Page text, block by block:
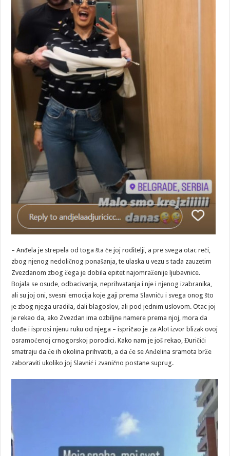
– Anđela je strepela od toga šta će joj roditelji, a pre svega otac reći,
zbog njenog nedoličnog ponašanja, te ulaska u vezu s tada zauzetim
Zvezdanom zbog čega je dobila epitet najomraženije ljubavnice.
Bojala se osude, odbacivanja, neprihvatanja i nje i njenog izabranika,
ali su joj oni, svesni emocija koje gaji prema Slavniću i svega onog što
je zbog njega uradila, dali blagoslov, ali pod jednim uslovom. Otac joj
je rekao da, ako Zvezdan ima ozbiljne namere prema njoj, mora da
dođe i isprosi njenu ruku od njega – ispričao je za Alo! izvor blizak ovoj
osramoćenoj crnogorskoj porodici. Kako nam je još rekao, Đuričići
smatraju da će ih okolina prihvatiti, a da će se Anđelina sramota brže
zaboraviti ukoliko joj Slavnić i zvanično postane suprug.